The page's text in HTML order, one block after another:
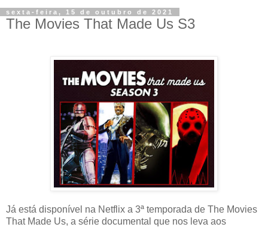
sexta-feira, 15 de outubro de 2021
The Movies That Made Us S3
Já está disponível na Netflix a 3ª temporada de The Movies
That Made Us, a série documental que nos leva aos